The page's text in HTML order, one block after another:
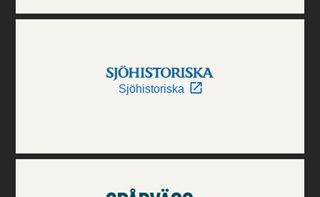
Sjöhistoriska